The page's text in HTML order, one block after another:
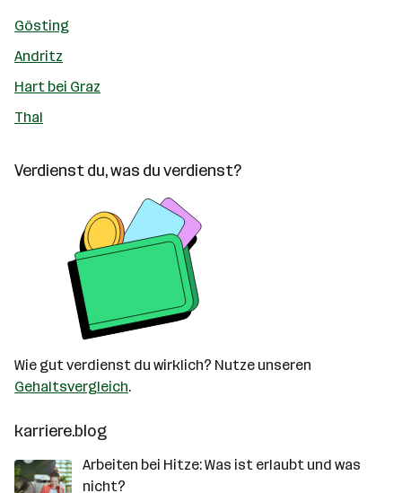
Gösting
Andritz
Hart bei Graz
Thal
Verdienst du, was du verdienst?
Wie gut verdienst du wirklich? Nutze unseren
Gehaltsvergleich.
karriere.blog
Arbeiten bei Hitze: Was ist erlaubt und was
nicht?